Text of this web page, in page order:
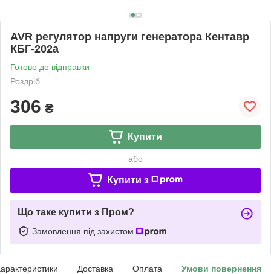
AVR регулятор напруги генератора Кентавр
КБГ-202а
Готово до відправки
Роздріб
306 ₴
Купити
або
Купити з
Що таке купити з Пром?
Замовлення під захистом
Доставка Оплата Умови повернення